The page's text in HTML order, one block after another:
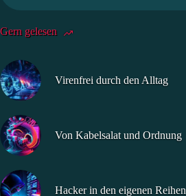
Gern gelesen
Virenfrei durch den Alltag
Von Kabelsalat und Ordnung
Hacker in den eigenen Reihen